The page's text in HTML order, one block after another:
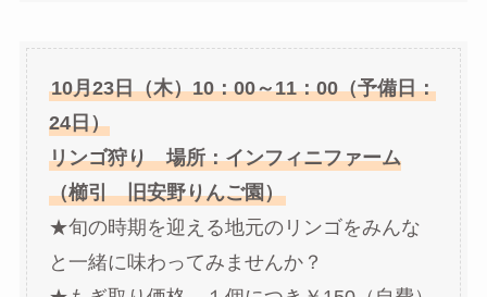
10月23日（木）10：00～11：00（予備日：
24日）
リンゴ狩り 場所：インフィニファーム
（櫛引 旧安野りんご園）
★旬の時期を迎える地元のリンゴをみんな
と一緒に味わってみませんか？